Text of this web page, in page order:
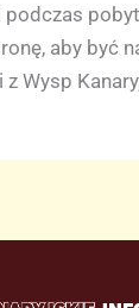
podczas
aby być
Wysp